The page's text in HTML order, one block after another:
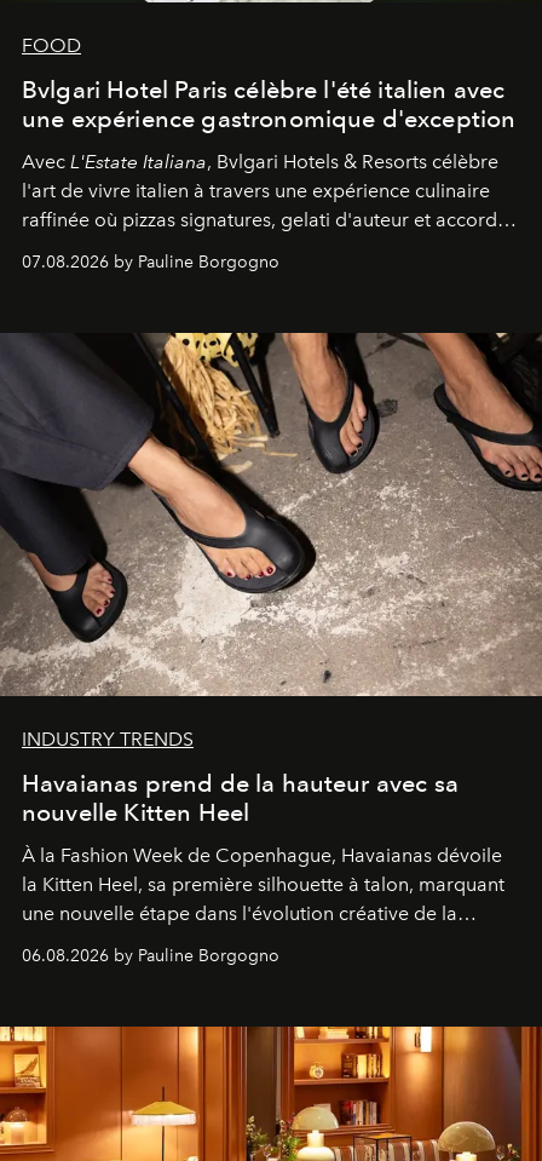
FOOD
Bvlgari Hotel Paris célèbre l'été italien avec
une expérience gastronomique d'exception
Avec L'Estate Italiana, Bvlgari Hotels & Resorts célèbre
l'art de vivre italien à travers une expérience culinaire
raffinée où pizzas signatures, gelati d'auteur et accords
d'exception composent un véritable voyage sensoriel.
07.08.2026 by Pauline Borgogno
INDUSTRY TRENDS
Havaianas prend de la hauteur avec sa
nouvelle Kitten Heel
À la Fashion Week de Copenhague, Havaianas dévoile
la Kitten Heel, sa première silhouette à talon, marquant
une nouvelle étape dans l'évolution créative de la
06.08.2026 by Pauline Borgogno